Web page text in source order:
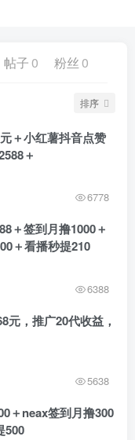
帖子 0 粉丝 0
排序
＋小红薯抖音点赞
＋
6778
＋签到月撸1000＋
＋看播秒提210
6388
元，推广20代收益，
5638
＋neax签到月撸300
500